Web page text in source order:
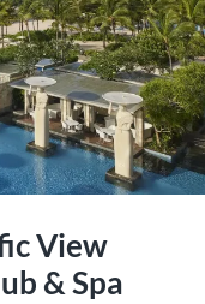
View
& Spa